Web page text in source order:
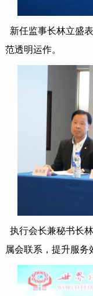
新任监事长林立盛
范透明运作。
执行会长兼秘书长
属会联系，提升服务